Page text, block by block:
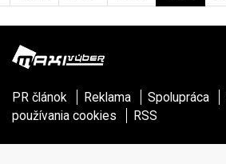
PR článok Reklama Spolupráca
používania cookies
RSS